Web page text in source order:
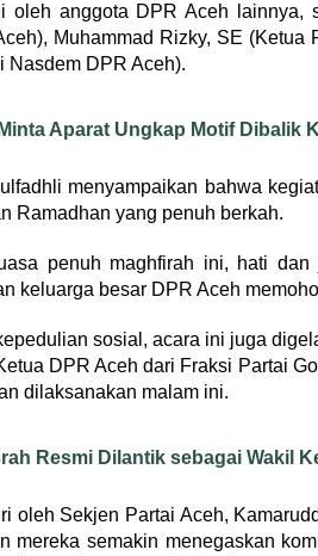
oleh anggota DPR Aceh lainnya,
Muhammad Rizky, SE
Nasdem DPR Aceh).
Aparat Ungkap Motif Dibalik
menyampaikan bahwa
Ramadhan yang penuh berkah.
penuh maghfirah ini, hati
keluarga besar DPR Aceh
sosial, acara ini juga
DPR Aceh dari Fraksi Partai
dilaksanakan malam ini.
Resmi Dilantik sebagai Wakil
oleh Sekjen Partai Aceh,
mereka semakin menegaskan